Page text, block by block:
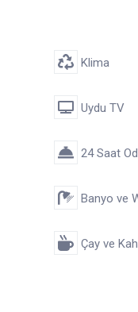
Klima
Uydu TV
24 Saat
Banyo ve
Çay ve